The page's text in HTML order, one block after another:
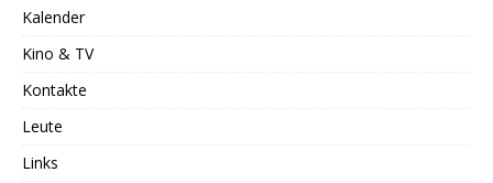
Kalender
Kino & TV
Kontakte
Leute
Links